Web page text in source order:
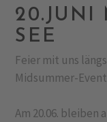
20.JUNI
SEE
Feier mit uns
Midsummer-
Am 20.06.